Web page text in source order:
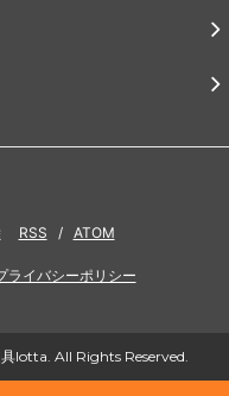
RSS / ATOM
ライバシーポリシー
lotta. All Rights Reserved.